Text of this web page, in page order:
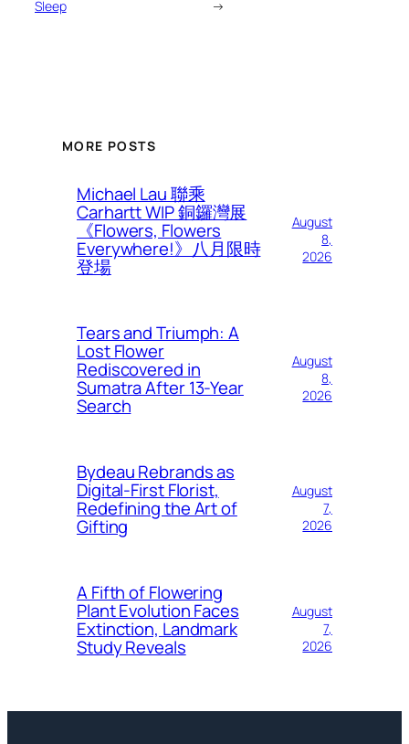
Sleep →
MORE POSTS
Michael Lau 聯乘
Carhartt WIP 銅鑼灣展
《Flowers, Flowers
Everywhere!》八月限時
登場
August
8,
2026
Tears and Triumph: A
Lost Flower
Rediscovered in
Sumatra After 13-Year
Search
August
8,
2026
Bydeau Rebrands as
Digital-First Florist,
Redefining the Art of
Gifting
August
7,
2026
A Fifth of Flowering
Plant Evolution Faces
Extinction, Landmark
Study Reveals
August
7,
2026